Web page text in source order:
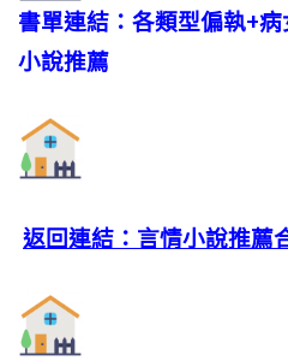
書單連結：各類型偏執+
小說推薦
返回連結：言情小說推薦